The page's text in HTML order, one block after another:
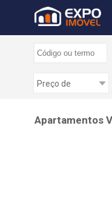
Apartamentos